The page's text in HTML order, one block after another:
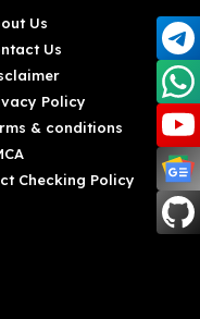
Us
Us
Policy
& conditions
Checking Policy